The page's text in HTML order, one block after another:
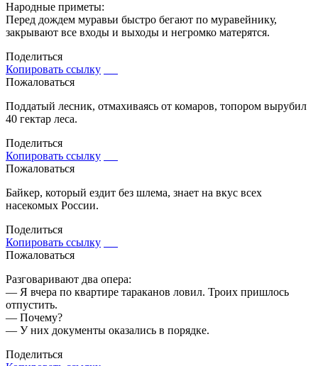
Народные приметы:
Перед дождем муравьи быстро бегают по муравейнику,
закрывают все входы и выходы и негромко матерятся.
Поделиться
Копировать ссылку
Пожаловаться
Поддатый лесник, отмахиваясь от комаров, топором вырубил
40 гектар леса.
Поделиться
Копировать ссылку
Пожаловаться
Байкер, который ездит без шлема, знает на вкус всех
насекомых России.
Поделиться
Копировать ссылку
Пожаловаться
Разговаривают два опера:
— Я вчера по квартире тараканов ловил. Троих пришлось
отпустить.
— Почему?
— У них документы оказались в порядке.
Поделиться